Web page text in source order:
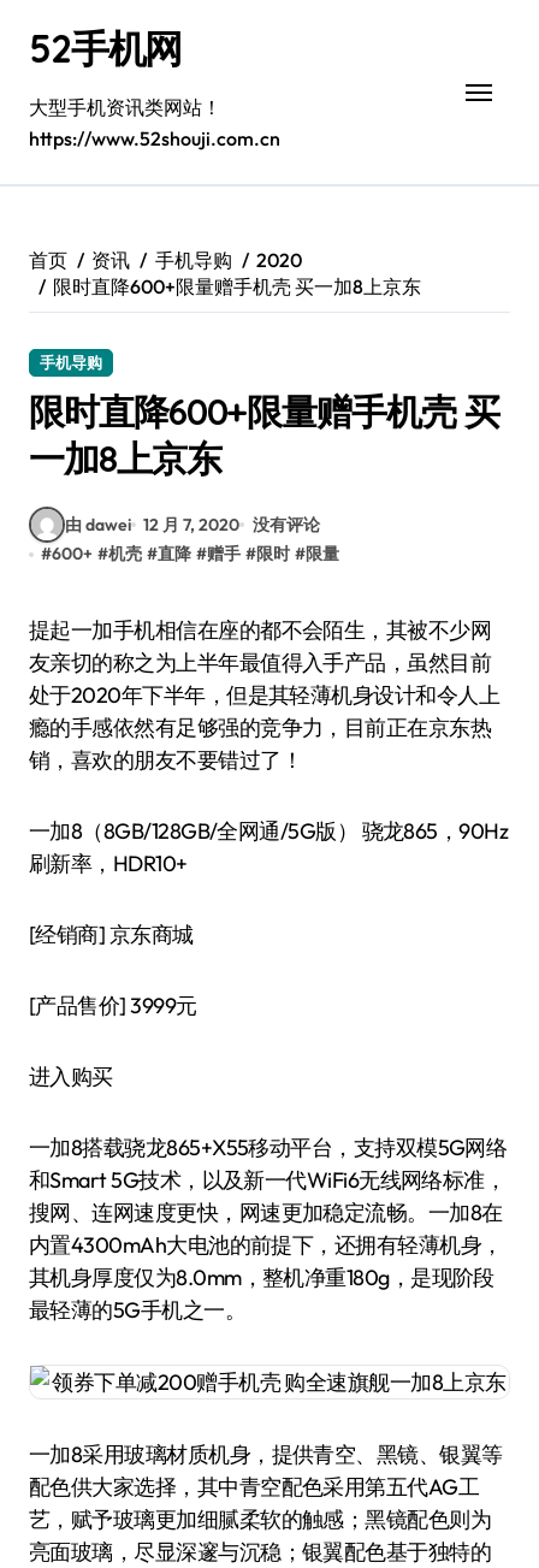
52手机网
大型手机资讯类网站！
https://www.52shouji.com.cn
首页 资讯 手机导购
2020
限时直降600+限量赠手机壳 买一加8上京东
手机导购
限时直降600+限量赠手机壳 买
一加8上京东
由 dawei 12 月 7, 2020 没有评论
#600+ #机壳 #直降 #赠手 #限时 #限量
提起一加手机相信在座的都不会陌生，其被不少网
友亲切的称之为上半年最值得入手产品，虽然目前
处于2020年下半年，但是其轻薄机身设计和令人上
瘾的手感依然有足够强的竞争力，目前正在京东热
销，喜欢的朋友不要错过了！
一加8（8GB/128GB/全网通/5G版） 骁龙865，90Hz
刷新率，HDR10+
[经销商]京东商城
[产品售价]3999元
进入购买
一加8搭载骁龙865+X55移动平台，支持双模5G网络
和Smart 5G技术，以及新一代WiFi6无线网络标准，
搜网、连网速度更快，网速更加稳定流畅。一加8在
内置4300mAh大电池的前提下，还拥有轻薄机身，
其机身厚度仅为8.0mm，整机净重180g，是现阶段
最轻薄的5G手机之一。
一加8采用玻璃材质机身，提供青空、黑镜、银翼等
配色供大家选择，其中青空配色采用第五代AG工
艺，赋予玻璃更加细腻柔软的触感；黑镜配色则为
亮面玻璃，尽显深邃与沉稳；银翼配色基于独特的